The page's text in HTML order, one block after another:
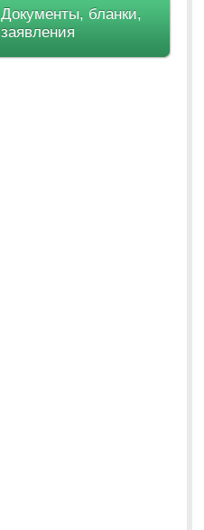
Документы, бланки,
заявления